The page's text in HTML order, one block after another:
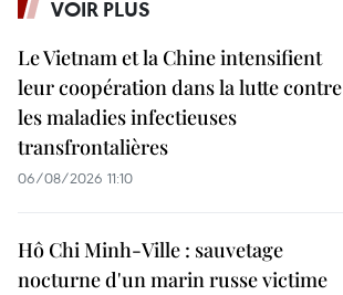
VOIR PLUS
Le Vietnam et la Chine intensifient
leur coopération dans la lutte contre
les maladies infectieuses
transfrontalières
06/08/2026 11:10
Hô Chi Minh-Ville : sauvetage
nocturne d'un marin russe victime